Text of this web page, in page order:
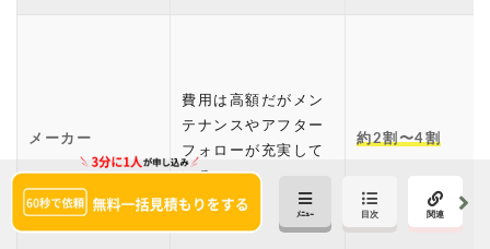
メーカー
費用は高額だがメン
テナンスやアフター
フォローが充実して
いる。
約2割〜4割